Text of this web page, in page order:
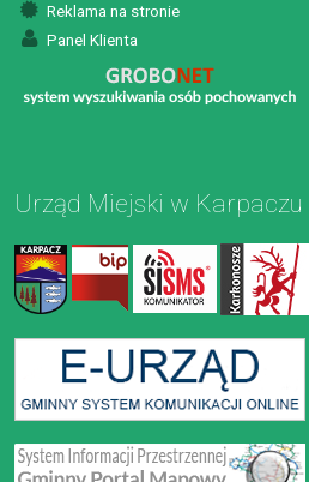
Reklama na stronie
Panel Klienta
Urząd Miejski w Karpaczu